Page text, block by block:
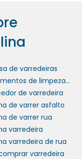
a segurança
a não ser
a gasolina
garantem a
como
em caso de
Isso
reduzindo
o bem-
de varredeiras
Equipamentos de limpeza urbana
de varredeira
de varrer asfalto
de varrer rua
varredeira
varredeira de rua
varredeira